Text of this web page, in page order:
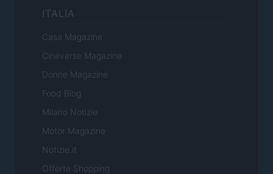
ITALIA
Casa Magazine
Cineverse Magazine
Donne Magazine
Food Blog
Milano Notizie
Motor Magazine
Notizie.it
Offerte Shopping